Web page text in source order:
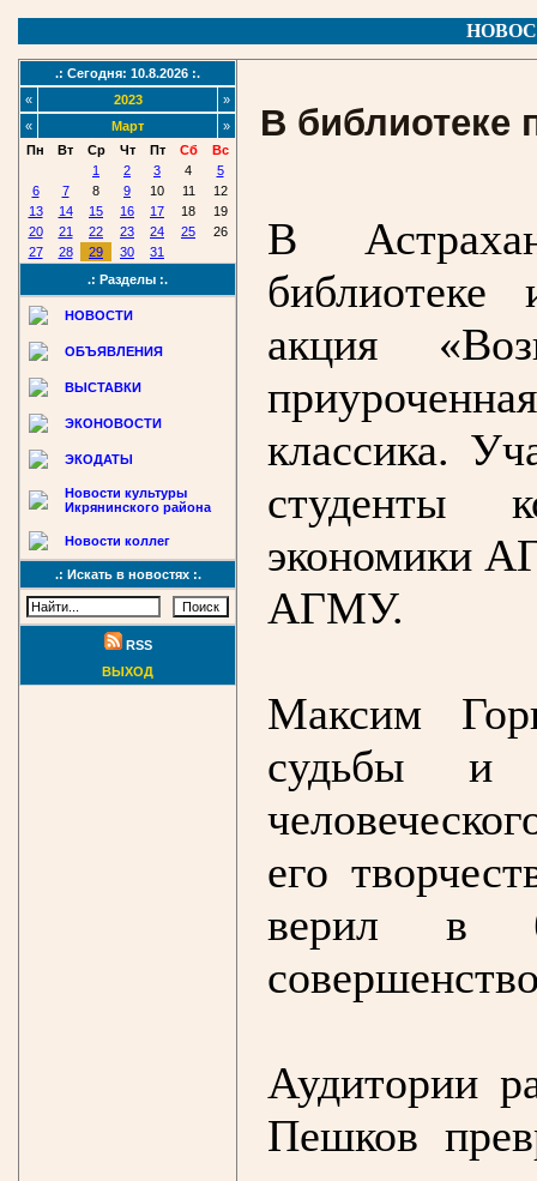
.: Сегодня: 10.8.2026 :.
«
2023
»
«
Март
»
Пн
Вт Ср Чт Пт Сб
Вс
1
2 3 4
5
6
7 8 9 10 11
12
13
14 15 16 17 18
19
20
21 22 23 24 25
26
27
28 29 30
31
.: Разделы :.
НОВОСТИ
ОБЪЯВЛЕНИЯ
ВЫСТАВКИ
ЭКОНОВОСТИ
ЭКОДАТЫ
Новости культуры
Икрянинского района
Новости коллег
.: Искать в новостях :.
RSS
ВЫХОД
В библиотеке
В
акция
классика.
студенты
экономики
АГМУ.
Максим
судьбы и
его
верил в
Аудитории
Пешков